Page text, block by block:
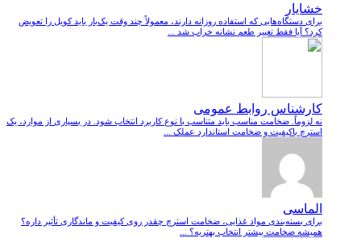
خشایار
برای دستگاه‌هایی که استفاده روزانه دارند، معمولاً چند وقت یک‌بار باید کویل را تعویض
کرد؟ آیا فقط تغییر طعم نشانه خراب شد ...
کارشناس روابط عمومی
نه لزوماً. ضخامت مناسب باید متناسب با نوع کاربرد انتخاب شود. در بسیاری از موارد، یک
استرچ باکیفیت و ضخامت استاندارد عملک ...
الماسی
برای بسته‌بندی مواد غذایی، ضخامت استرچ چقدر روی کیفیت و ماندگاری تأثیر داره؟
همیشه ضخامت بیشتر انتخاب بهتریه؟ ...